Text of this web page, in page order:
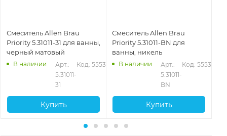
Смеситель Allen Brau
Priority 5.31011-31 для ванны,
черный матовый
В наличии
Арт.:
5.31011-
31
Код: 55535
Купить
Смеситель Allen Brau
Priority 5.31011-BN для
ванны, никель
В наличии
Арт.:
5.31011-
BN
Код: 55536
Купить